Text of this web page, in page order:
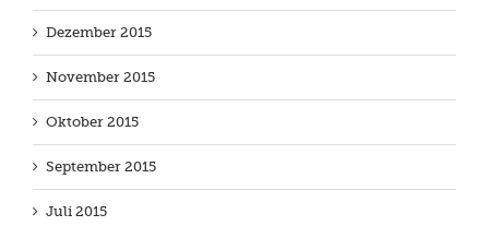
Dezember 2015
November 2015
Oktober 2015
September 2015
Juli 2015